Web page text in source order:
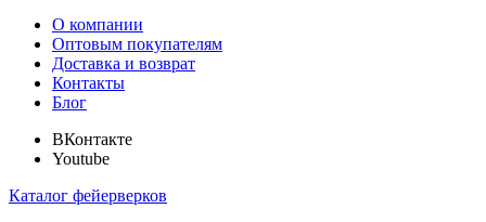
О компании
Оптовым покупателям
Доставка и возврат
Контакты
Блог
ВКонтакте
Youtube
Каталог фейерверков